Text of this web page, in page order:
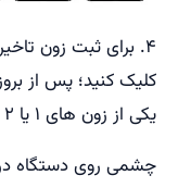
۴. برای ثبت زون
کلیک کنید؛ پس از
یکی از زون های ۱ یا ۲ یا ۳ را انتخاب کنید.
چشمی روی دستگاه